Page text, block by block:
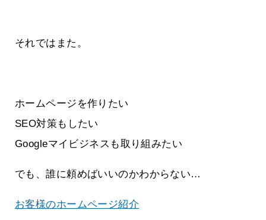
それではまた。
ホームページを作りたい
SEO対策もしたい
Googleマイビジネスも取り組みたい
でも、誰に頼めばいいのかわからない…
お客様のホームページ紹介